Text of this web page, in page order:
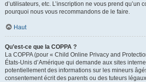
d’utilisateurs, etc. L’inscription ne vous prend qu’un
pourquoi nous vous recommandons de le faire.
Haut
Qu’est-ce que la COPPA ?
La COPPA (pour « Child Online Privacy and
États-Unis d’Amérique qui demande aux sites
potentiellement des informations sur les mineurs
consentement écrit des parents ou des tuteurs